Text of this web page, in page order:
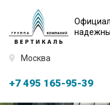
Москва
+7 495 165-95-39